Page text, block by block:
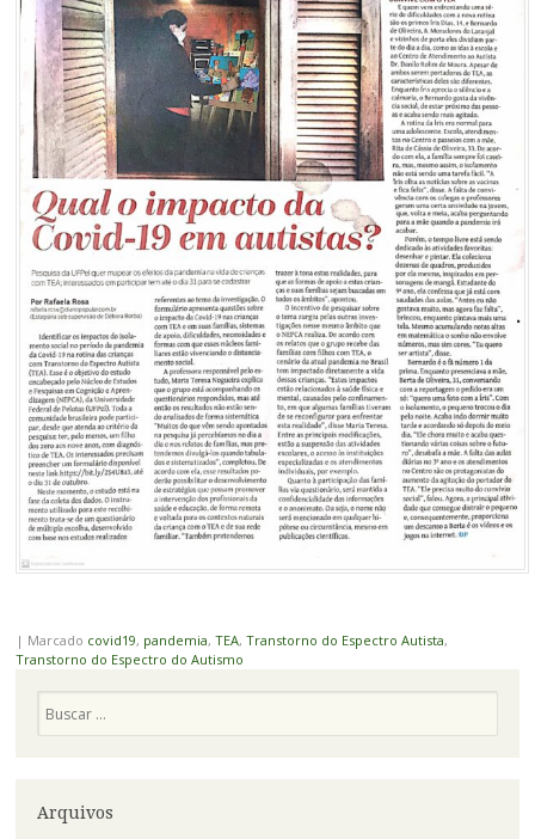
| Marcado covid19, pandemia, TEA, Transtorno do Espectro Autista,
Transtorno do Espectro do Autismo
Arquivos